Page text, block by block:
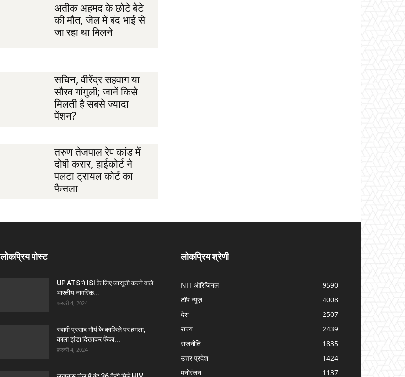
अतीक अहमद के छोटे बेटे
की मौत, जेल में बंद भाई से
जा रहा था मिलने
सचिन, वीरेंद्र सहवाग या
सौरव गांगुली; जानें किसे
मिलती है सबसे ज्यादा
पेंशन?
तरुण तेजपाल रेप कांड में
दोषी करार, हाईकोर्ट ने
पलटा ट्रायल कोर्ट का
फैसला
लोकप्रिय पोस्ट
UP ATS ने ISI के लिए जासूसी करने वाले
भारतीय नागरिक...
फ़रवरी 4, 2024
स्वामी प्रसाद मौर्य के काफिले पर हमला,
काला झंडा दिखाकर फेंका...
फ़रवरी 4, 2024
लोकप्रिय श्रेणी
NIT ओरिजिनल
9590
टॉप न्यूज़
4008
देश
2507
राज्य
2439
राजनीति
1835
उत्तर प्रदेश
1424
मनोरंजन
1137